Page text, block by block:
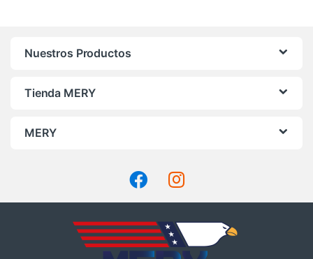
Nuestros Productos
Tienda MERY
MERY